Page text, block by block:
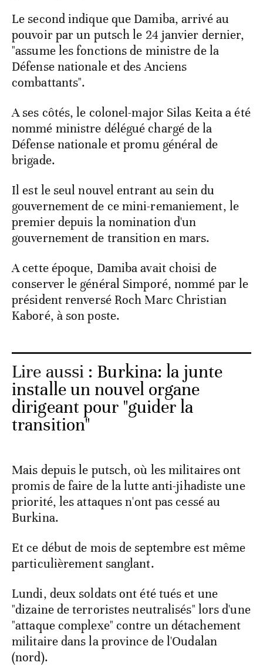
Le second indique que Damiba, arrivé au
pouvoir par un putsch le 24 janvier dernier,
"assume les fonctions de ministre de la
Défense nationale et des Anciens
combattants".
A ses côtés, le colonel-major Silas Keita a été
nommé ministre délégué chargé de la
Défense nationale et promu général de
brigade.
Il est le seul nouvel entrant au sein du
gouvernement de ce mini-remaniement, le
premier depuis la nomination d'un
gouvernement de transition en mars.
A cette époque, Damiba avait choisi de
conserver le général Simporé, nommé par le
président renversé Roch Marc Christian
Kaboré, à son poste.
Lire aussi : Burkina: la junte
installe un nouvel organe
dirigeant pour "guider la
transition"
Mais depuis le putsch, où les militaires ont
promis de faire de la lutte anti-jihadiste une
priorité, les attaques n'ont pas cessé au
Burkina.
Et ce début de mois de septembre est même
particulièrement sanglant.
Lundi, deux soldats ont été tués et une
"dizaine de terroristes neutralisés" lors d'une
"attaque complexe" contre un détachement
militaire dans la province de l'Oudalan
(nord).